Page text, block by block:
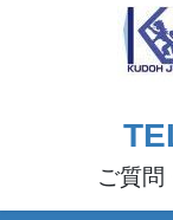
ッ
移
ご質問